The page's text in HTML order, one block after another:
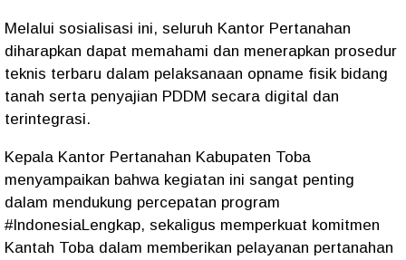
Melalui sosialisasi ini, seluruh Kantor Pertanahan
diharapkan dapat memahami dan menerapkan prosedur
teknis terbaru dalam pelaksanaan opname fisik bidang
tanah serta penyajian PDDM secara digital dan
terintegrasi.
Kepala Kantor Pertanahan Kabupaten Toba
menyampaikan bahwa kegiatan ini sangat penting
dalam mendukung percepatan program
#IndonesiaLengkap, sekaligus memperkuat komitmen
Kantah Toba dalam memberikan pelayanan pertanahan